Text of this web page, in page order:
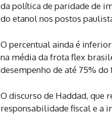
da política de paridade de
do etanol nos postos
O percentual ainda é
na média da frota flex
desempenho de até 75% do
O discurso de Haddad, que
responsabilidade fiscal e a